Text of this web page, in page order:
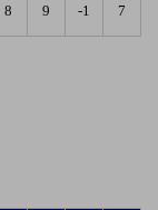
8 9 -1 7